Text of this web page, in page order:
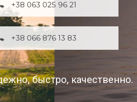
+38 063 025 96 21
+38 066 876 13 83
быстро, качественно.